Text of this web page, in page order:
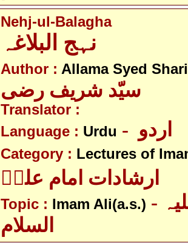
Nehj-ul-Balagha
Author : Allama Syed
سیّد شریف رضی
Translator :
Language : Urdu
Category : Lectures of
ارشادات امام علیؑ
Topic : Imam Ali(a.s.) - امام علی علیہ